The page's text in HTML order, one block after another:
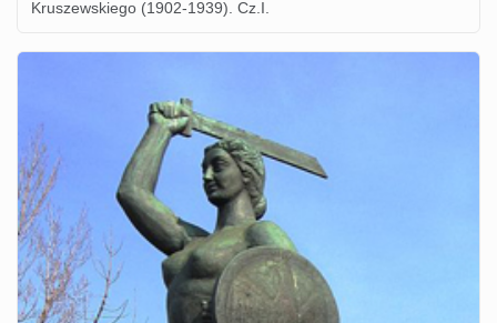
Kruszewskiego (1902-1939). Cz.I.